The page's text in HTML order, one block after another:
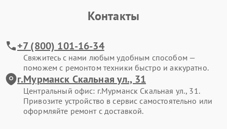
Контакты
+7 (800) 101-16-34
Свяжитесь с нами любым удобным способом —
поможем с ремонтом техники быстро и аккуратно.
г.Мурманск Скальная ул., 31
Центральный офис: г.Мурманск Скальная ул., 31.
Привозите устройство в сервис самостоятельно или
оформляйте ремонт с доставкой.